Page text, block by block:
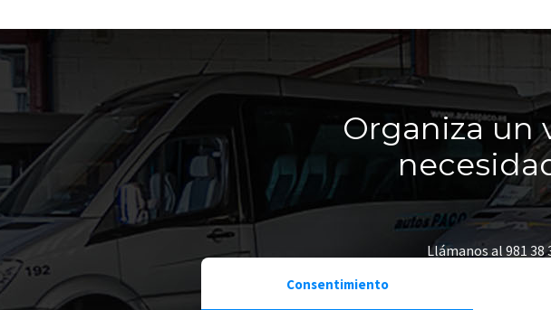
Organiza un
Llámanos al 981 38
Consentimiento